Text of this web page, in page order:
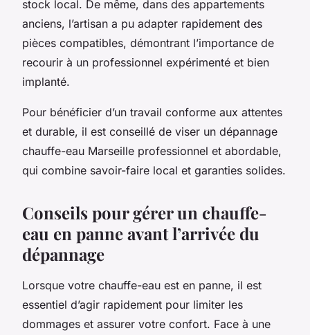
stock local. De même, dans des appartements
anciens, l’artisan a pu adapter rapidement des
pièces compatibles, démontrant l’importance de
recourir à un professionnel expérimenté et bien
implanté.
Pour bénéficier d’un travail conforme aux attentes
et durable, il est conseillé de viser un dépannage
chauffe-eau Marseille professionnel et abordable,
qui combine savoir-faire local et garanties solides.
Conseils pour gérer un chauffe-
eau en panne avant l’arrivée du
dépannage
Lorsque votre chauffe-eau est en panne, il est
essentiel d’agir rapidement pour limiter les
dommages et assurer votre confort. Face à une